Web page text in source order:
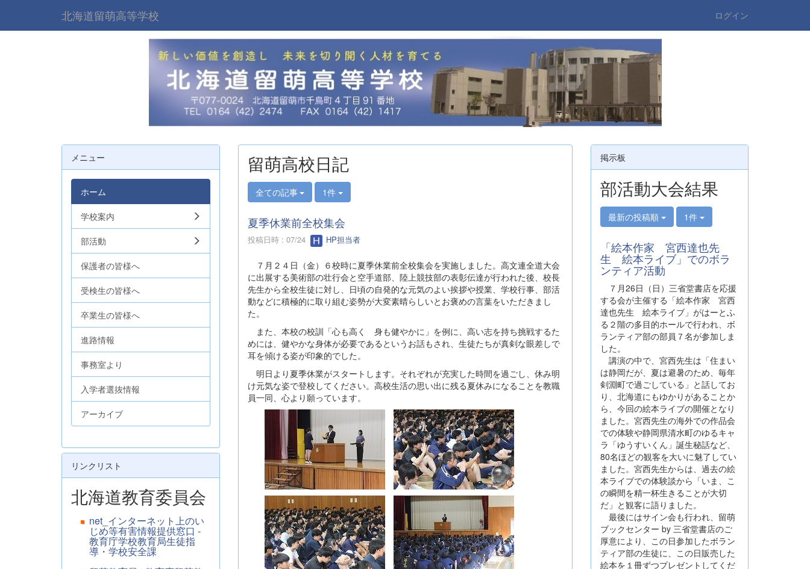
北海道留萌高等学校 ログイン
留萌高校日記
全ての記事 1件
夏季休業前全校集会
投稿日時 : 07/24 HP担当者
７月２４日（金）６校時に夏季休業前全校集会を実施しました。高文連全道大会
に出展する美術部の壮行会と空手道部、陸上競技部の表彰伝達が行われた後、校長
先生から全校生徒に対し、日頃の自発的な元気のよい挨拶や授業、学校行事、部活
動などに積極的に取り組む姿勢が大変素晴らしいとお褒めの言葉をいただきまし
た。
また、本校の校訓「心も高く 身も健やかに」を例に、高い志を持ち挑戦するた
めには、健やかな身体が必要であるというお話もされ、生徒たちが真剣な眼差しで
耳を傾ける姿が印象的でした。
明日より夏季休業がスタートします。それぞれが充実した時間を過ごし、休み明
け元気な姿で登校してください。高校生活の思い出に残る夏休みになることを教職
員一同、心より願っています。
メニュー
ホーム
学校案内
部活動
保護者の皆様へ
受検生の皆様へ
卒業生の皆様へ
進路情報
事務室より
入学者選抜情報
アーカイブ
リンクリスト
北海道教育委員会
net_インターネット上のい
じめ等有害情報提供窓口 -
教育庁学校教育局生徒指
導・学校安全課
掲示板
部活動大会結果
最新の投稿順 1件
「絵本作家 宮西達也先
生 絵本ライブ」でのボラ
ンティア活動
７月26日（日）三省堂書店を応援
する会が主催する「絵本作家 宮西
達也先生 絵本ライブ」がはーとふ
る２階の多目的ホールで行われ、ボ
ランティア部の部員７名が参加しま
した。
講演の中で、宮西先生は「住まい
は静岡だが、夏は避暑のため、毎年
剣淵町で過ごしている」と話してお
り、北海道にもゆかりがあることか
ら、今回の絵本ライブの開催となり
ました。宮西先生の海外での作品会
での体験や静岡県清水町のゆるキャ
ラ「ゆうすいくん」誕生秘話など、
80名ほどの観客を大いに魅了してい
ました。宮西先生からは、過去の絵
本ライブでの体験談から「いま、こ
の瞬間を精一杯生きることが大切
だ」と観客に語りました。
最後にはサイン会も行われ、留萌
ブックセンター by 三省堂書店のご
厚意により、この日参加したボラン
ティア部の生徒に、この日販売した
絵本を１冊ずつプレゼントしてくだ